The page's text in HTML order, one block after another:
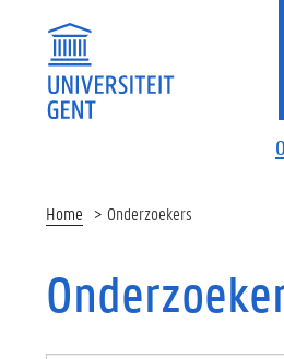
Home Onderzoekers